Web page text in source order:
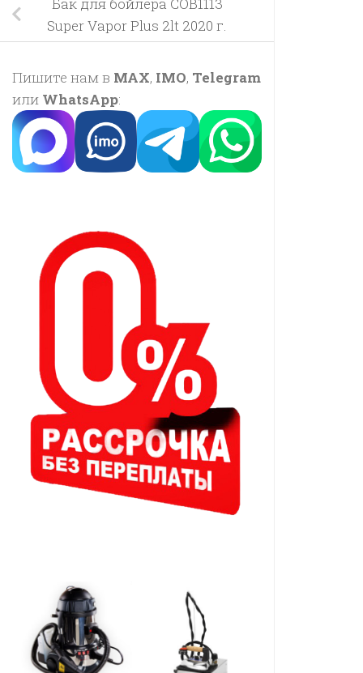
Бак для бойлера COB1113
Super Vapor Plus 2lt 2020 г.
Пишите нам в MAX, IMO, Telegram
или WhatsApp: